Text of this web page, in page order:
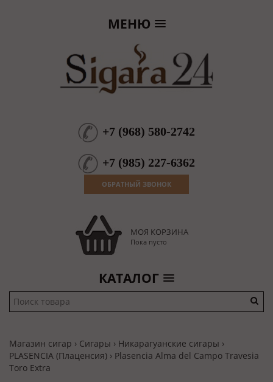
МЕНЮ
+7 (968) 580-2742
+7 (985) 227-6362
ОБРАТНЫЙ ЗВОНОК
МОЯ КОРЗИНА
Пока пусто
КАТАЛОГ
Магазин сигар › Сигары › Никарагуанские сигары ›
PLASENCIA (Плаценсия) › Plasenсia Alma del Campo Travesia
Toro Extra